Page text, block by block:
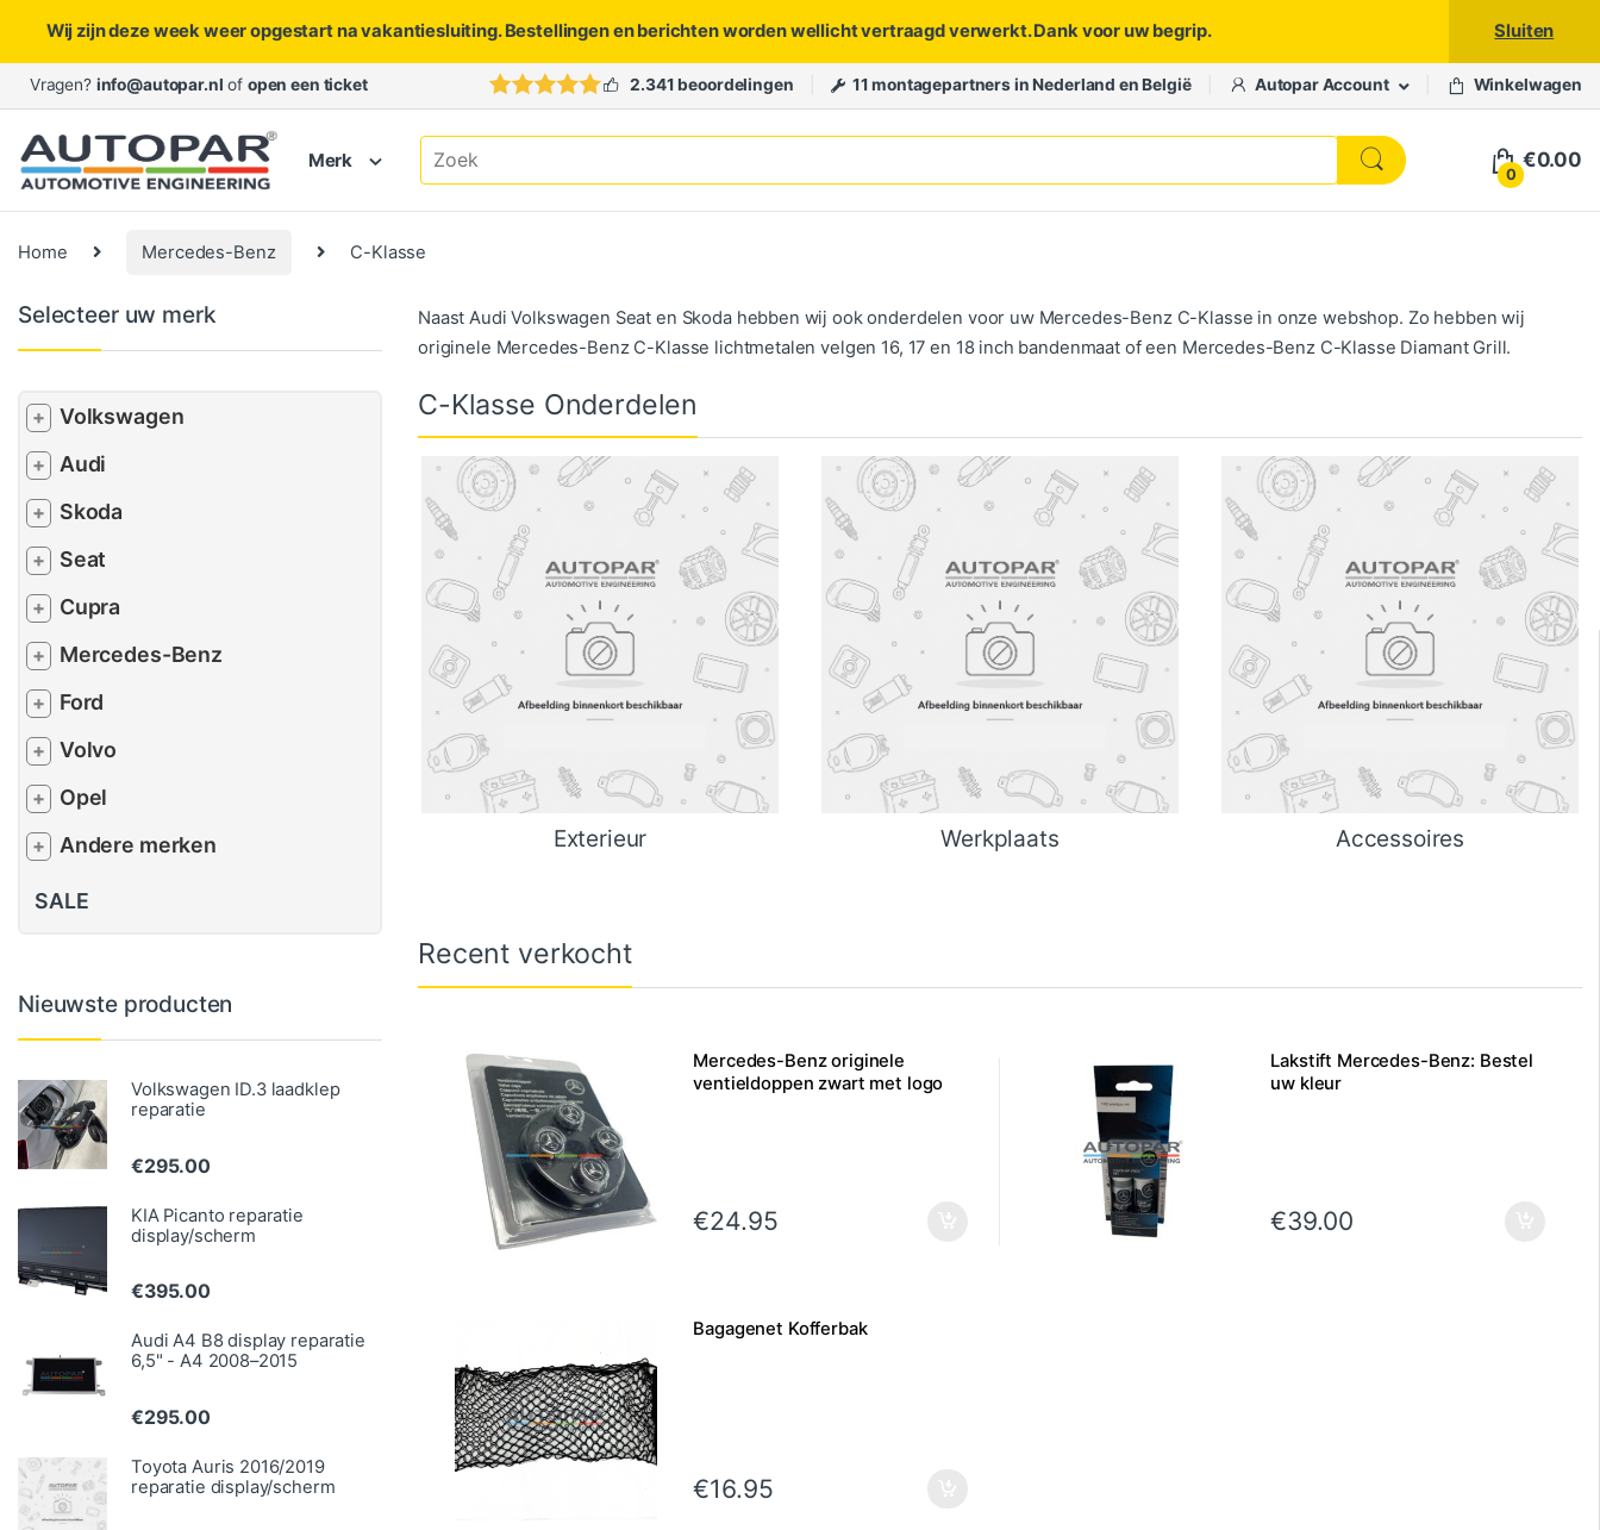
Wij zijn deze week weer opgestart na vakantiesluiting. Bestellingen en berichten worden wellicht vertraagd verwerkt. Dank voor uw begrip. Sluiten
Skip to navigation
Skip to content
Vragen? info@autopar.nl of open een ticket 2.341 beoordelingen 11 montagepartners in Nederland en België Autopar Account Winkelwagen
Merk
Search for:
0
€0.00
Home Mercedes-Benz C-Klasse
Naast Audi Volkswagen Seat en Skoda hebben wij ook onderdelen voor uw Mercedes-Benz C-Klasse in onze webshop. Zo hebben wij
originele Mercedes-Benz C-Klasse lichtmetalen velgen 16, 17 en 18 inch bandenmaat of een Mercedes-Benz C-Klasse Diamant Grill.
C-Klasse Onderdelen
Exterieur Werkplaats Accessoires
Recent verkocht
Mercedes-Benz originele
ventieldoppen zwart met logo
€24.95
Lakstift Mercedes-Benz: Bestel
uw kleur
€39.00
Bagagenet Kofferbak
€16.95
Selecteer uw merk
+ Volkswagen
+ Audi
+ Skoda
+ Seat
+ Cupra
+ Mercedes-Benz
+ Ford
+ Volvo
+ Opel
+ Andere merken
SALE
Nieuwste producten
Volkswagen ID.3 laadklep
reparatie
€295.00
KIA Picanto reparatie
display/scherm
€395.00
Audi A4 B8 display reparatie
6,5" - A4 2008–2015
€295.00
Toyota Auris 2016/2019
reparatie display/scherm